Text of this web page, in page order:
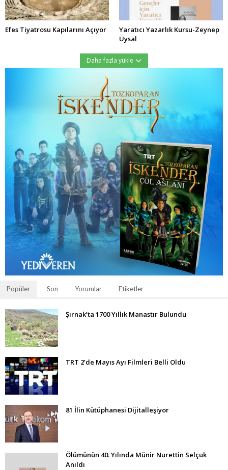
Efes Tiyatrosu Kapılarını Açıyor
Yaratıcı Yazarlık Kursu-Zeynep
Uysal
Daha fazla yükle
Popüler Son Yorumlar Etiketler
Şırnak’ta 1700 Yıllık Manastır Bulundu
TRT 2’de Mayıs Ayı Filmleri Belli Oldu
81 İlin Kütüphanesi Dijitalleşiyor
Ölümünün 40. Yılında Münir Nurettin Selçuk
Anıldı